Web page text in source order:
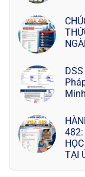
Minh
482:
TẠI